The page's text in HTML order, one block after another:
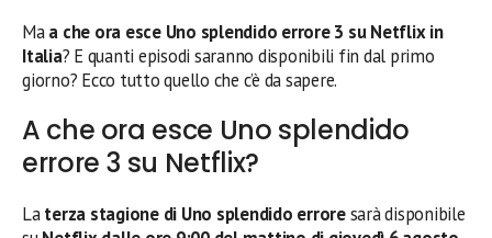
Maa che ora esce Uno splendido errore 3 su Netflix in
Italia? E quanti episodi saranno disponibili fin dal primo
giorno? Ecco tutto quello che c’è da sapere.
A che ora esce Uno splendido
errore 3 su Netflix?
Laterza stagione di Uno splendido erroresarà disponibile